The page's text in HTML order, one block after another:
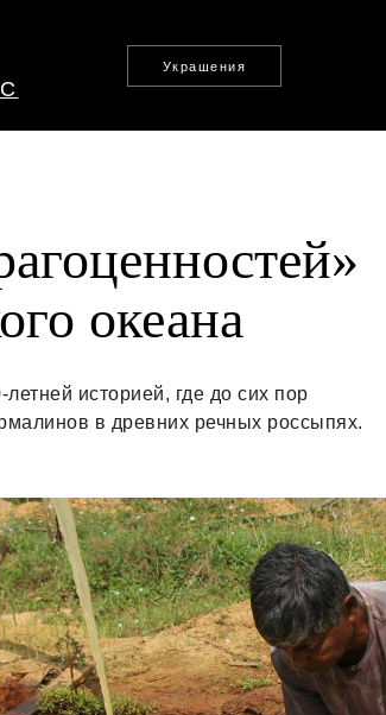
Украшения
океана
историей, где до сих пор
в древних речных россыпях.